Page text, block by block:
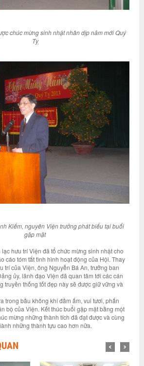
chúc mừng sinh nhật nhân dịp năm mới Quý
Tỵ
Kiểm, nguyên Viện trưởng phát biểu tại buổi
gặp mặt
hưu trí Viện đã tổ chức mừng sinh nhật cho
cáo tóm tắt tình hình hoạt động của Hội. Thay
trí của Viện, ông Nguyễn Bá An, trưởng ban
ủy, lãnh đạo Viện đã quan tâm tới các cán
truyền thống tốt đẹp này sẽ được giữ vững và
trong bầu không khí đầm ấm, vui tươi, phấn
bộ của Viện. Kết thúc buổi gặp mặt bằng một
mừng những thành tích đã đạt được và cùng
những thành tựu cao hơn nữa.